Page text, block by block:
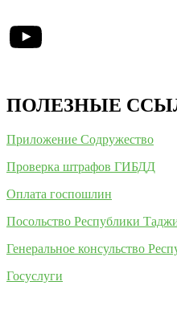
YouTube
ПОЛЕЗНЫЕ
Приложение Содружество
Проверка штрафов ГИБДД
Оплата госпошлин
Посольство Республики
Генеральное консульство
Госуслуги